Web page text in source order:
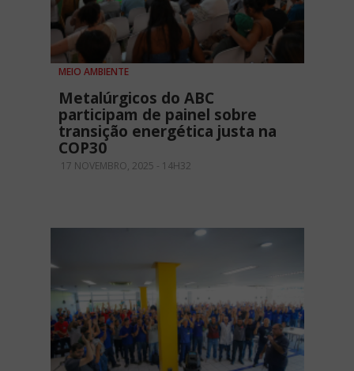
MEIO AMBIENTE
Metalúrgicos do ABC
participam de painel sobre
transição energética justa na
COP30
17 NOVEMBRO, 2025 - 14H32